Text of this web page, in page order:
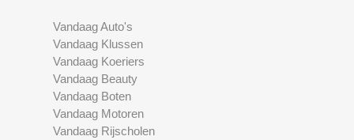
Vandaag Auto's
Vandaag Klussen
Vandaag Koeriers
Vandaag Beauty
Vandaag Boten
Vandaag Motoren
Vandaag Rijscholen